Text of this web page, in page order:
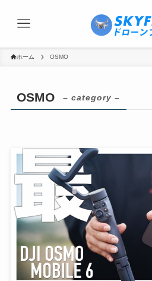
ホーム OSMO
OSMO – category –